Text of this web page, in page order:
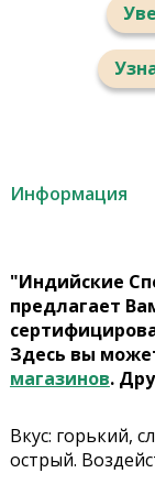
Информация
"Индийские
предлагает
Здесь вы
магазинов.
Вкус: горький,
острый.